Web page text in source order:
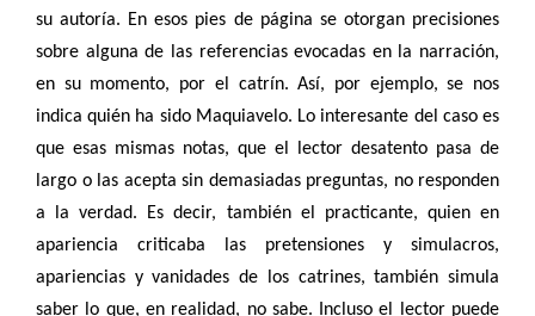
su autoría. En esos pies de página se otorgan precisiones
sobre alguna de las referencias evocadas en la narración,
en su momento, por el catrín. Así, por ejemplo, se nos
indica quién ha sido Maquiavelo. Lo interesante del caso es
que esas mismas notas, que el lector desatento pasa de
largo o las acepta sin demasiadas preguntas, no responden
a la verdad. Es decir, también el practicante, quien en
apariencia criticaba las pretensiones y simulacros,
apariencias y vanidades de los catrines, también simula
saber lo que, en realidad, no sabe. Incluso el lector puede